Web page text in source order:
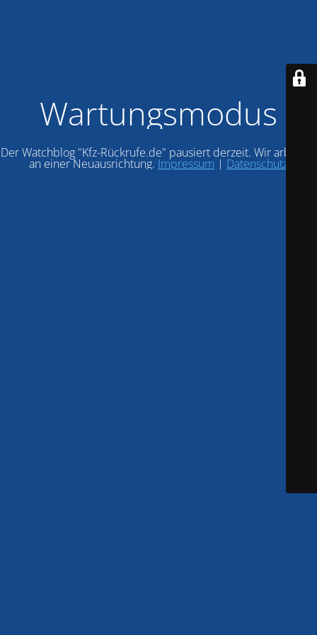
Wartungsmodus
Der Watchblog "Kfz-Rückrufe.de" pausiert derzeit. Wir arbeiten
an einer Neuausrichtung. Impressum | Datenschutz